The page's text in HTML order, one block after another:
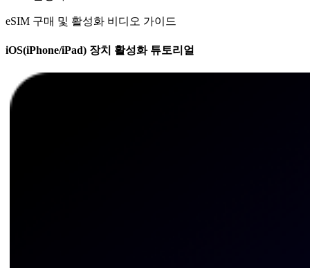
eSIM 구매 및 활성화 비디오 가이드
iOS(iPhone/iPad) 장치 활성화 튜토리얼